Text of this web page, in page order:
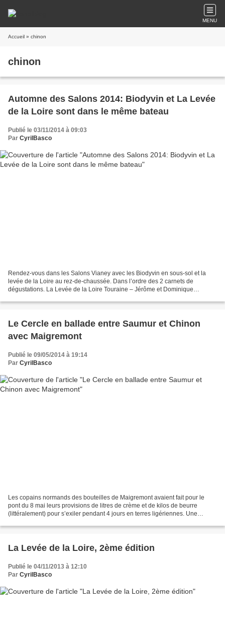
MENU
Accueil » chinon
chinon
Automne des Salons 2014: Biodyvin et La Levée
de la Loire sont dans le même bateau
Publié le 03/11/2014 à 09:03
Par CyrilBasco
Rendez-vous dans les Salons Vianey avec les Biodyvin en sous-sol et la
levée de la Loire au rez-de-chaussée. Dans l’ordre des 2 carnets de
dégustations. La Levée de la Loire Touraine – Jérôme et Dominique
Le Cercle en ballade entre Saumur et Chinon
avec Maigremont
Publié le 09/05/2014 à 19:14
Par CyrilBasco
Les copains normands des bouteilles de Maigremont avaient fait pour le
pont du 8 mai leurs provisions de litres de crème et de kilos de beurre
(littéralement) pour s’exiler pendant 4 jours en terres ligériennes. Une
La Levée de la Loire, 2ème édition
Publié le 04/11/2013 à 12:10
Par CyrilBasco